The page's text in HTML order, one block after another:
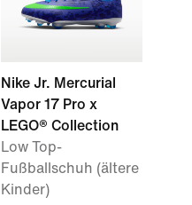
Nike Jr. Mercurial
Vapor 17 Pro x
LEGO® Collection
Low Top-
Fußballschuh (ältere
Kinder)